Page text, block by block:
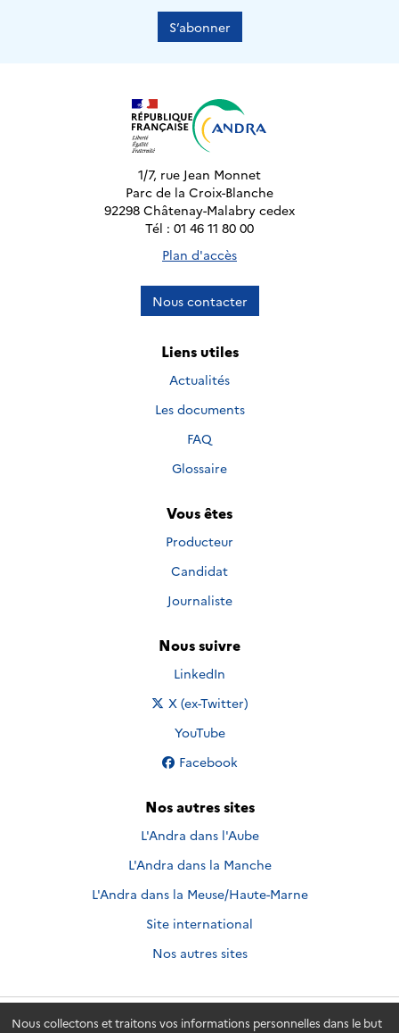
Nous collectons et traitons vos informations personnelles dans le but
S’abonner
1/7, rue Jean Monnet
Parc de la Croix-Blanche
92298 Châtenay-Malabry cedex
Tél : 01 46 11 80 00
Plan d'accès
Nous contacter
Liens utiles
Actualités
Les documents
FAQ
Glossaire
Vous êtes
Producteur
Candidat
Journaliste
Nous suivre
Nous suivre sur
LinkedIn
Nous suivre sur
X (ex-Twitter)
Nous suivre sur
YouTube
Nous suivre sur
Facebook
Nos autres sites
L'Andra dans l'Aube
L'Andra dans la Manche
L'Andra dans la Meuse/Haute-Marne
Site international
Nos autres sites
Andra.fr © 2026 - Andra. Tous droits réservés.